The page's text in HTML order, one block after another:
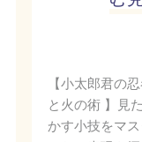
【小太郎君の
と火の術 】見
かす小技をマ